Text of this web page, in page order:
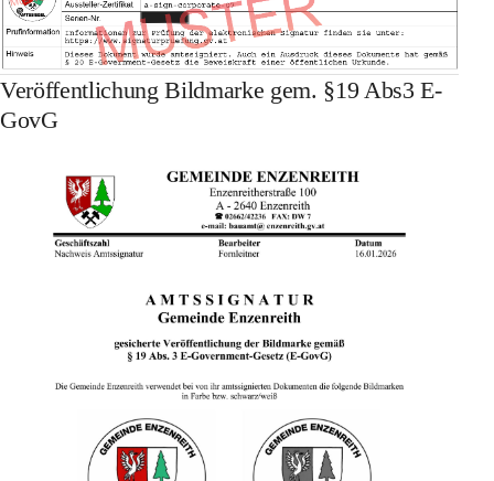
Veröffentlichung Bildmarke gem. §19 Abs3 E-
GovG